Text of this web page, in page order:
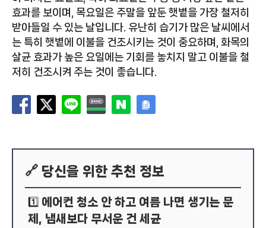
효과를 보이며, 목요일은 주말을 앞둔 햇볕을 가장 철저히
받아들일 수 있는 날입니다. 유난히 습기가 많은 날씨에서
는 특히 햇볕에 이불을 건조시키는 것이 중요하며, 화목의
살균 효과가 높은 요일에는 기회를 놓치지 말고 이불을 철
저히 건조시켜 주는 것이 좋습니다.
🔗 당신을 위한 추천 정보
1️⃣ 에어컨 청소 안 하고 여름 나면 생기는 문
제, 냄새보다 무서운 건 세균